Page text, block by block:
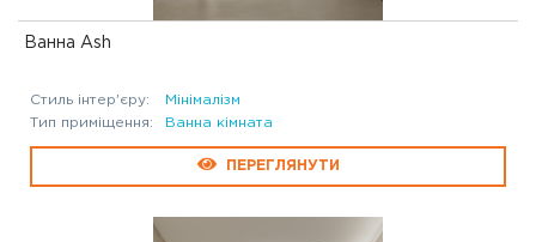
Ванна Ash
Стиль інтер'єру:
Мінімалізм
Тип приміщення:
Ванна кімната
ПЕРЕГЛЯНУТИ